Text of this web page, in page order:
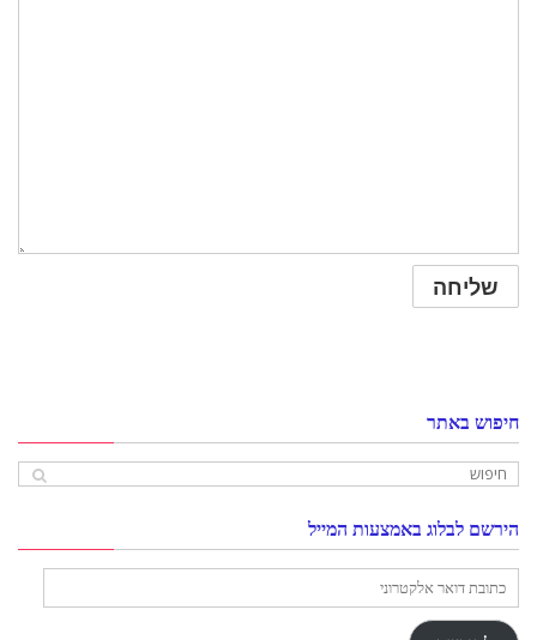
חיפוש באתר
הירשם לבלוג באמצעות המייל
אלקטרוני